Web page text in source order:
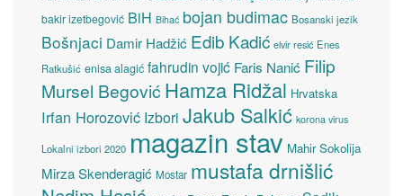
bakir izetbegović BiH Bihać bojan budimac Bosanski jezik
Bošnjaci Damir Hadžić Edib Kadić elvir resić Enes
Ratkušić enisa alagić fahrudin vojić Faris Nanić Filip
Mursel Begović Hamza Ridžal Hrvatska
Irfan Horozović Izbori Jakub Salkić korona virus
Lokalni izbori 2020 magazin stav Mahir Sokolija
Mirza Skenderagić Mostar mustafa drnišlić